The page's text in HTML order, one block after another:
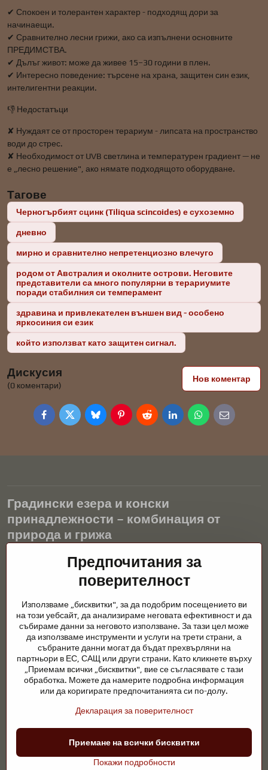
✔ Спокоен и толерантен характер - подходящ дори за
начинаещи.
✔ Сравнително лесни грижи, ако са изпълнени основните
ПРЕДИМСТВА.
✔ Дълъг живот: може да живее 15–30 години в плен.
✔ Интересно поведение: търсене на храна, защитен син език,
интелигентни реакции.
👎 Недостатъци
✘ Нуждаят се от просторен терариум - липсата на пространство
води до стрес.
✘ Необходимост от UVB светлина и температурен градиент — не
е „лесно решение", ако нямате подходящото оборудване.
Тагове
Черногърбият сцинк (Tiliqua scincoides) е сухоземно
дневно
мирно и сравнително непретенциозно влечуго
родом от Австралия и околните острови. Неговите
представители са много популярни в терариумите
поради стабилния си темперамент
здравина и привлекателен външен вид - особено
яркосиния си език
който използват като защитен сигнал.
Дискусия
(0 коментари)
Нов коментар
FacebookTwitterBlueskyPinterestRedditLinkedInWhatsApp
E-
mail
Градински езера и конски
принадлежности – комбинация от
природа и грижа
Градинските езера са красиво допълнение към всеки екстериор
и създават хармонична среда за релаксация и живот на водните
животни. Правилната технология, филтрацията и редовната
през цялата година. Също толкова важна е грижата за
животните, които са част от нашия живот.
Конете се нуждаят от висококачествени конски принадлежности,
правилно хранене и отговорни грижи, за да бъдат здрави, силни
и доволни. Независимо дали става въпрос за екипировка за
ездачи, развъдчици или любители на природата, целта е да се
създаде среда, която подкрепя естествения баланс,
©2026Авторско право
Предпочитания за поверителностДекларация за поверителност
Уебсайтът създаден с:BiznisWeb.sk
Предпочитания за
поверителност
Използваме „бисквитки", за да подобрим посещението ви
на този уебсайт, да анализираме неговата ефективност и да
събираме данни за неговото използване. За тази цел може
да използваме инструменти и услуги на трети страни, а
събраните данни могат да бъдат прехвърляни на
партньори в ЕС, САЩ или други страни. Като кликнете върху
„Приемам всички „бисквитки", вие се съгласявате с тази
обработка. Можете да намерите подробна информация
или да коригирате предпочитанията си по-долу.
Декларация за поверителност
Покажи подробности
Приемане на всички бисквитки